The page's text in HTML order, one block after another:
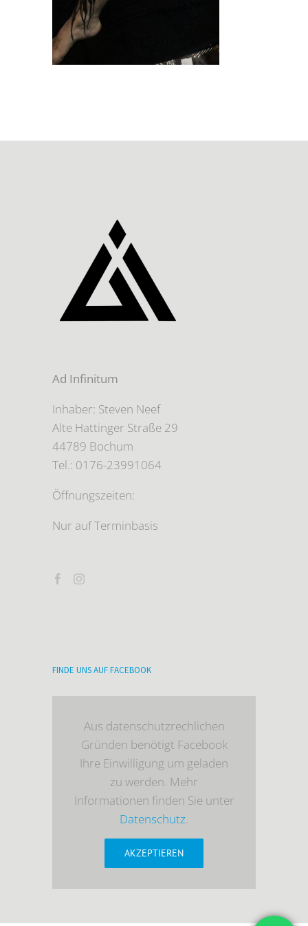
Ad Infinitum
Inhaber: Steven Neef
Alte Hattinger Straße 29
44789 Bochum
Tel.: 0176-23991064
Öffnungszeiten:
Nur auf Terminbasis
FINDE UNS AUF FACEBOOK
Aus datenschutzrechlichen
Gründen benötigt Facebook
Ihre Einwilligung um geladen
zu werden. Mehr
Informationen finden Sie unter
Datenschutz.
AKZEPTIEREN